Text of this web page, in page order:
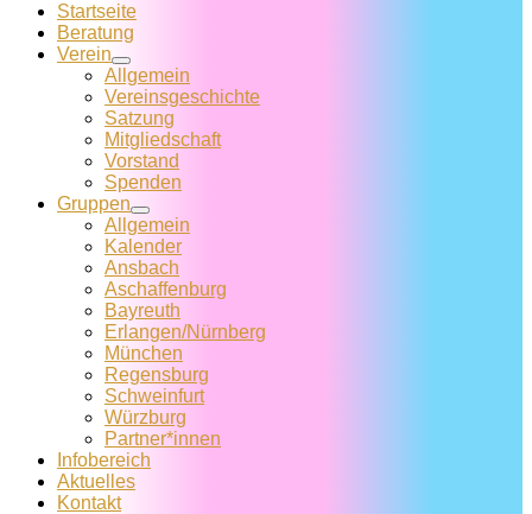
Startseite
Beratung
Verein
Allgemein
Vereins­geschichte
Satzung
Mitglied­schaft
Vorstand
Spenden
Gruppen
Allgemein
Kalender
Ansbach
Aschaffenburg
Bayreuth
Erlangen/Nürnberg
München
Regensburg
Schweinfurt
Würzburg
Partner*innen
Infobereich
Aktuelles
Kontakt